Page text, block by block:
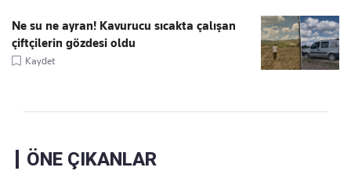
Ne su ne ayran! Kavurucu sıcakta çalışan
çiftçilerin gözdesi oldu
Kaydet
ÖNE ÇIKANLAR